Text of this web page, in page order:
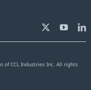
of CCL Industries Inc. All rights